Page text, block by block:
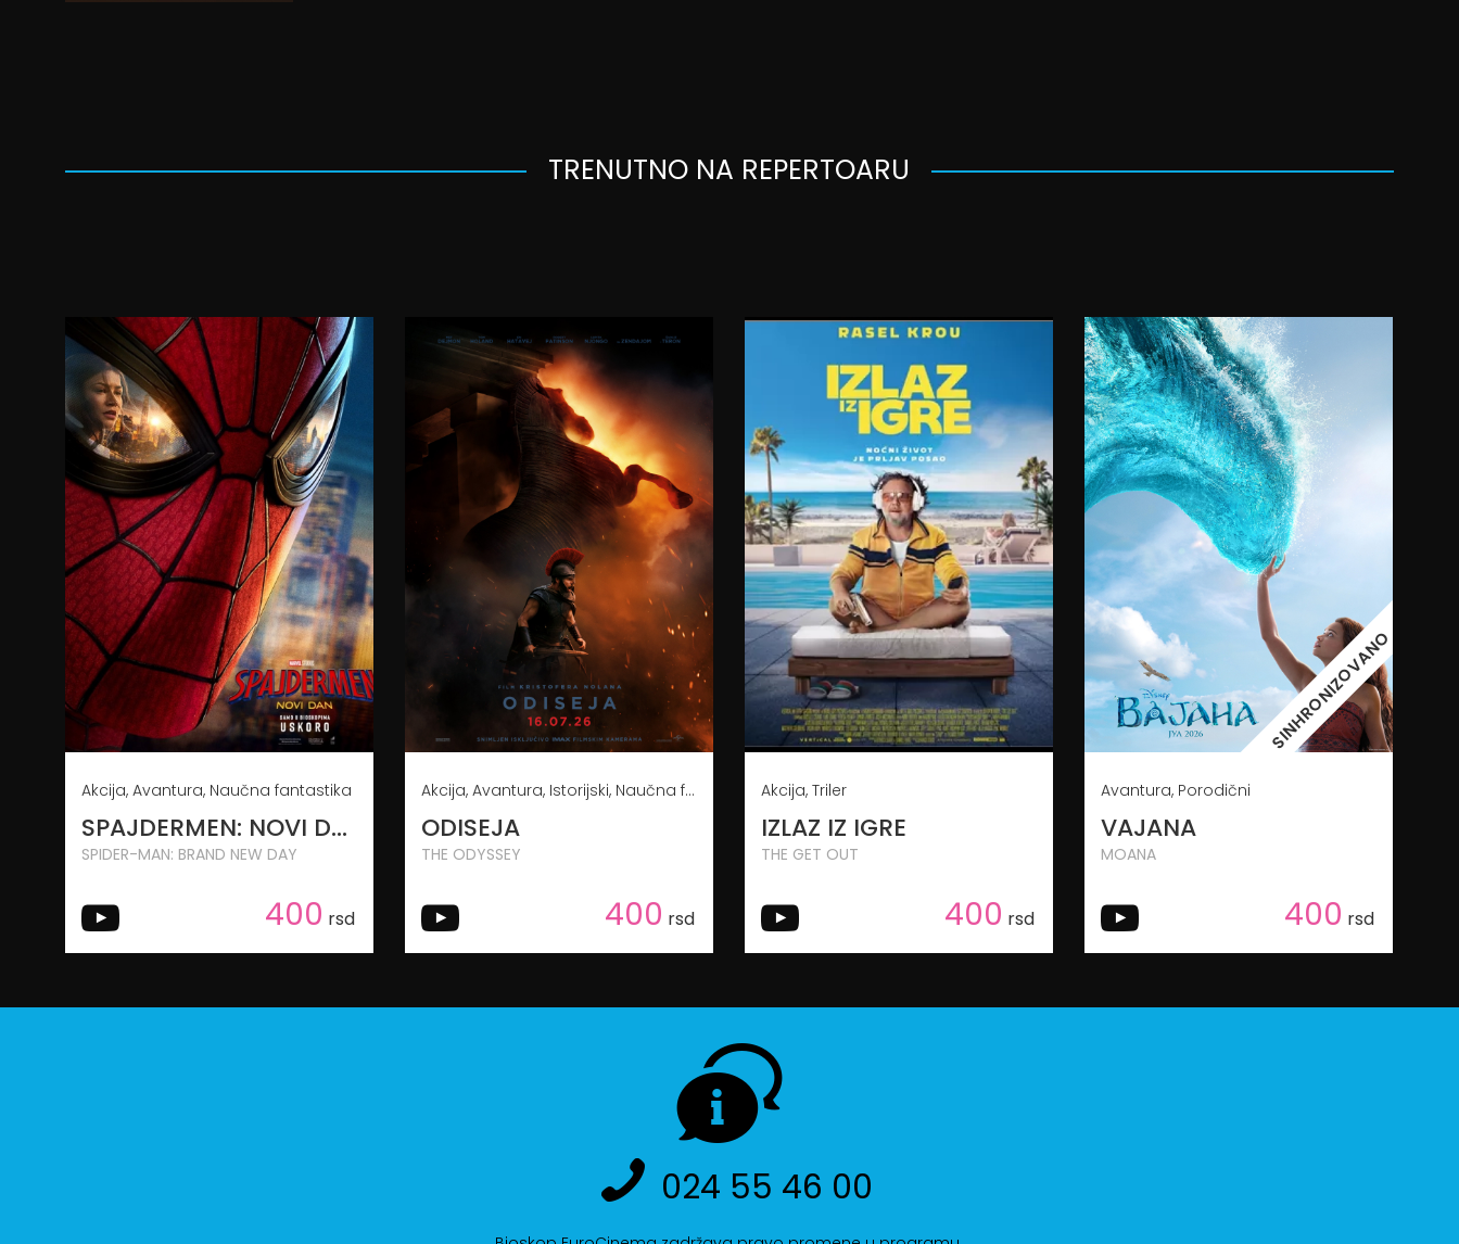
TRENUTNO NA REPERTOARU
17:30
06.08.2026.
07.08.2026.
08.08.2026.
09.08.2026.
10.08.2026.
11.08.2026.
12.08.2026.
15:00 08.08.2026.
Akcija, Avantura, Naučna fantastika
SPAJDERMEN: NOVI DAN
SPIDER-MAN: BRAND NEW DAY
400 rsd
20:00
06.08.2026.
07.08.2026.
08.08.2026.
09.08.2026.
10.08.2026. 11.08.2026.
12.08.2026.
Akcija, Avantura, Istorijski, Naučna fantastika
ODISEJA
THE ODYSSEY
400 rsd
07.08.2026.
08.08.2026.
09.08.2026.
Akcija, Triler
IZLAZ IZ IGRE
THE GET OUT
400 rsd
11:00
08.08.2026.
09.08.2026.
SINHRONIZOVANO
Avantura, Porodični
VAJANA
MOANA
400 rsd
024 55 46 00